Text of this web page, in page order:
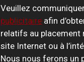
Veuillez
publicitaire afin
relatifs au placement
site Internet ou à
Nous nous ferons un